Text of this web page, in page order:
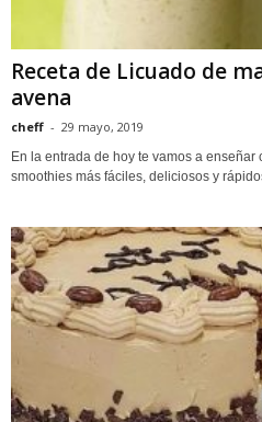
Receta de Licuado de
avena
cheff - 29 mayo, 2019
En la entrada de hoy te vamos a
smoothies más fáciles, deliciosos y